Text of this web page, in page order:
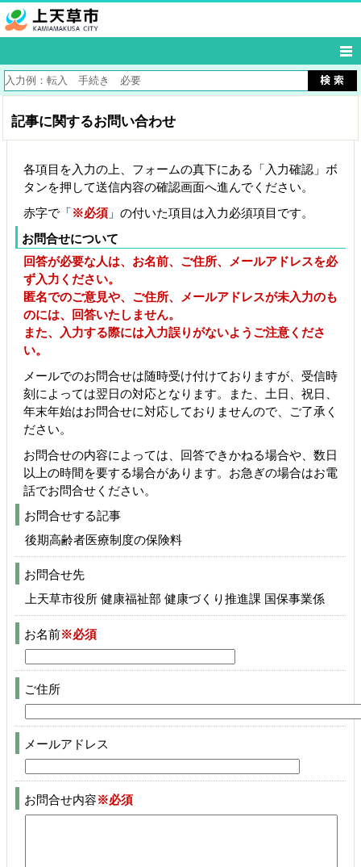
記事に関するお問い合わせ
各項目を入力の上、フォームの真下にある「入力確認」ボ
タンを押して送信内容の確認画面へ進んでください。
赤字で「※必須 」の付いた項目は入力必須項目です。
お問合せについて
回答が必要な人は、お名前、ご住所、メールアドレスを必
ず入力ください。
匿名でのご意見や、ご住所、メールアドレスが未入力のも
のには、回答いたしません。
また、入力する際には入力誤りがないようご注意くださ
い。
メールでのお問合せは随時受け付けておりますが、受信時
刻によっては翌日の対応となります。また、土日、祝日、
年末年始はお問合せに対応しておりませんので、ご了承く
ださい。
お問合せの内容によっては、回答できかねる場合や、数日
以上の時間を要する場合があります。お急ぎの場合はお電
話でお問合せください。
お問合せする記事
後期高齢者医療制度の保険料
お問合せ先
上天草市役所 健康福祉部 健康づくり推進課 国保事業係
お名前※必須
ご住所
メールアドレス
お問合せ内容※必須